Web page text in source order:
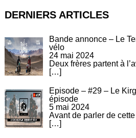
DERNIERS ARTICLES
Bande annonce – Le
vélo
24 mai 2024
Deux frères partent à
[…]
Episode – #29 – Le
épisode
5 mai 2024
Avant de parler de
[…]